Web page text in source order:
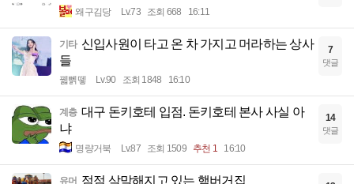
왜구김당 Lv.73 조회 668 16:11
기타 신입사원이 타고 온 차 가지고 머라하는 상사
들
꿻뻵뗗 Lv.90 조회 1848 16:10
7
댓글
계층 대구 돈키호테 입점. 돈키호테 본사 사실 아
냐
명량거북 Lv.87 조회 1509 추천 1 16:10
14
댓글
유머 점점 삭막해지고 있는 햄버거집